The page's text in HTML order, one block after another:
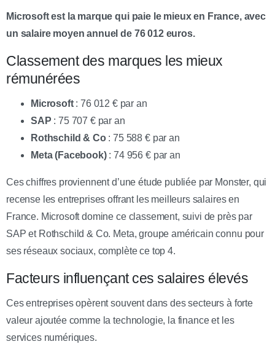
Microsoft est la marque qui paie le mieux en France, avec
un salaire moyen annuel de 76 012 euros.
Classement des marques les mieux
rémunérées
Microsoft: 76 012 € par an
SAP : 75 707 € par an
Rothschild & Co: 75 588 € par an
Meta (Facebook): 74 956 € par an
Ces chiffres proviennent d’une étude publiée par Monster, qui
recense les entreprises offrant les meilleurs salaires en
France. Microsoft domine ce classement, suivi de près par
SAP et Rothschild & Co. Meta, groupe américain connu pour
ses réseaux sociaux, complète ce top 4.
Facteurs influençant ces salaires élevés
Ces entreprises opèrent souvent dans des secteurs à forte
valeur ajoutée comme la technologie, la finance et les
services numériques.